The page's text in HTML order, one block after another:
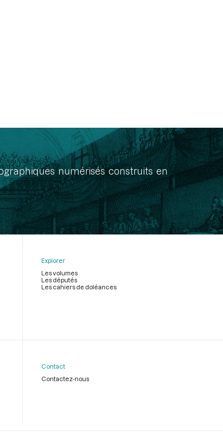
numérisés construits en
Explorer
Les volumes
Les députés
Les cahiers de doléances
Contact
Contactez-nous